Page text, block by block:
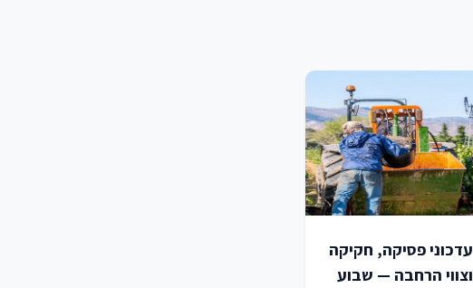
עדכוני פסיקה, חקיקה
וצווי הרחבה — שבוע